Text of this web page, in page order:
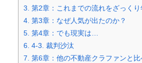
3. 第2章：これまでの流れをざっく
4. 第3章：なぜ人気が出たのか？
5. 第4章：でも現実は…
6. 4-3. 裁判沙汰
7. 第6章：他の不動産クラファンと比